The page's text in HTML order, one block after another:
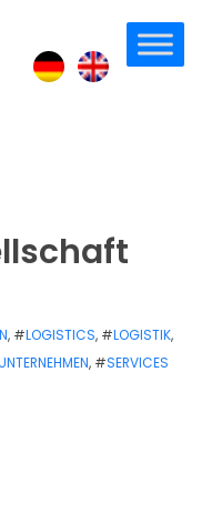
, #LOGISTICS, #LOGISTIK,
, #SERVICES